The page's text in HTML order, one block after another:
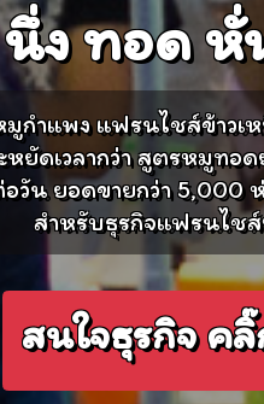
นึ่งทอดหั่
กำแพง แฟรนไชส์ข้าวเ
หยัดเวลากว่า สูตรหมูท
วัน ยอดขายกว่า 5,000
สำหรับธุรกิจแฟรนไช
สนใจธุรกิจ คลิ๊